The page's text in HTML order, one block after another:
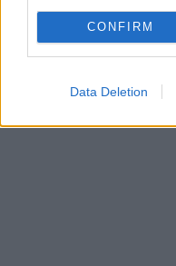
CONFIRM
Data Deletion